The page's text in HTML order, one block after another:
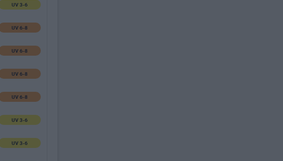
UV 3-6
UV 6-8
UV 6-8
UV 6-8
UV 6-8
UV 3-6
UV 3-6